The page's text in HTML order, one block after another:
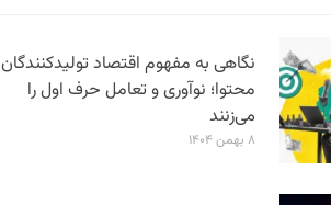
نگاهی به مفهوم اقتصاد تولیدکنندگان
محتوا؛ نوآوری و تعامل حرف اول را
می‌زنند
۸ بهمن ۱۴۰۴